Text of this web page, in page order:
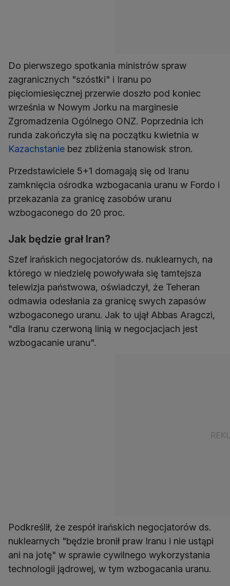
Do pierwszego spotkania ministrów spraw
zagranicznych "szóstki" i Iranu po
pięciomiesięcznej przerwie doszło pod koniec
września w Nowym Jorku na marginesie
Zgromadzenia Ogólnego ONZ. Poprzednia ich
runda zakończyła się na początku kwietnia w
Kazachstanie bez zbliżenia stanowisk stron.
Przedstawiciele 5+1 domagają się od Iranu
zamknięcia ośrodka wzbogacania uranu w Fordo i
przekazania za granicę zasobów uranu
wzbogaconego do 20 proc.
Jak będzie grał Iran?
Szef irańskich negocjatorów ds. nuklearnych, na
którego w niedzielę powoływała się tamtejsza
telewizja państwowa, oświadczył, że Teheran
odmawia odesłania za granicę swych zapasów
wzbogaconego uranu. Jak to ujął Abbas Aragczi,
"dla Iranu czerwoną linią w negocjacjach jest
wzbogacanie uranu".
Podkreślił, że zespół irańskich negocjatorów ds.
nuklearnych "będzie bronił praw Iranu i nie ustąpi
ani na jotę" w sprawie cywilnego wykorzystania
technologii jądrowej, w tym wzbogacania uranu.